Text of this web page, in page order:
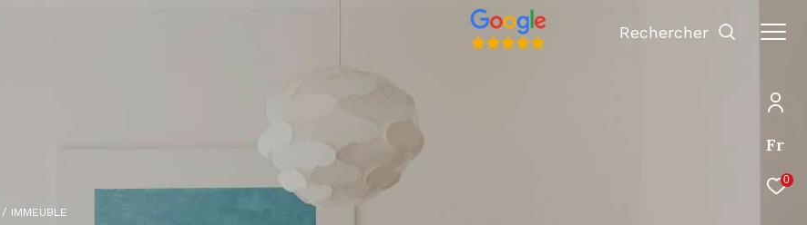
Fr
0
Rechercher
IMMEUBLE